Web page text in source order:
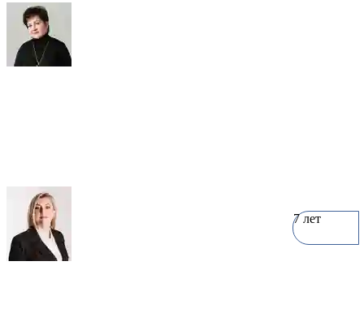
7 лет